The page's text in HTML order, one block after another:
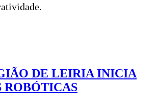
DE LEIRIA INICIA
ROBÓTICAS